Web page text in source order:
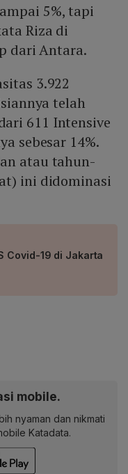
5%, tapi
Riza di
dari Antara.
3.922
telah
611 Intensive
sebesar 14%.
atau tahun-
ini didominasi
Covid-19 di Jakarta
mobile.
nyaman dan nikmati
Katadata.